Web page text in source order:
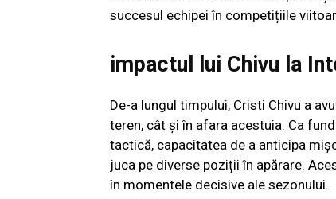
succesul echipei în competițiile
impactul lui Chivu la
De-a lungul timpului, Cristi Chivu a
teren, cât și în afara acestuia. Ca
tactică, capacitatea de a anticipa
juca pe diverse poziții în apărare.
în momentele decisive ale sezonului.